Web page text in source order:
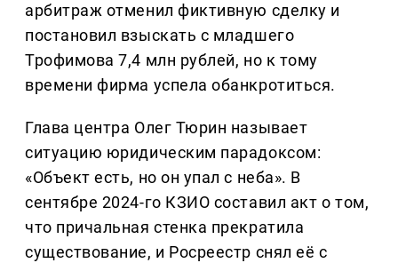
арбитраж отменил фиктивную сделку и
постановил взыскать с младшего
Трофимова 7,4 млн рублей, но к тому
времени фирма успела обанкротиться.
Глава центра Олег Тюрин называет
ситуацию юридическим парадоксом:
«Объект есть, но он упал с неба». В
сентябре 2024-го КЗИО составил акт о том,
что причальная стенка прекратила
существование, и Росреестр снял её с